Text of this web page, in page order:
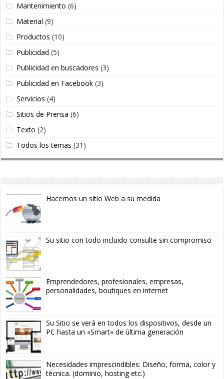
Mantenimiento (6)
Material (9)
Productos (10)
Publicidad (5)
Publicidad en buscadores (3)
Publicidad en Facebook(3)
Servicios (4)
Sitios de Prensa (6)
Texto (2)
Todos los temas (31)
Hacemos un sitio Web a su medida
Su sitio con todo incluido consulte sin compromiso
Emprendedores, profesionales, empresas,
personalidades, boutiques en internet
Su Sitio se verá en todos los dispositivos, desde un
PC hasta un «Smart» de última generación
Necesidades imprescindibles: Diseño, forma, color y
técnica. (dominio, hosting etc.)